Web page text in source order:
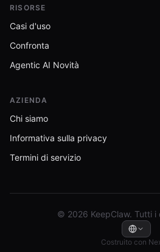
RISORSE
Casi d'uso
Confronta
Agentic AI Novità
AZIENDA
Chi siamo
Informativa sulla privacy
Termini di servizio
© 2026 KeepClaw. Tutti i
Costruito con